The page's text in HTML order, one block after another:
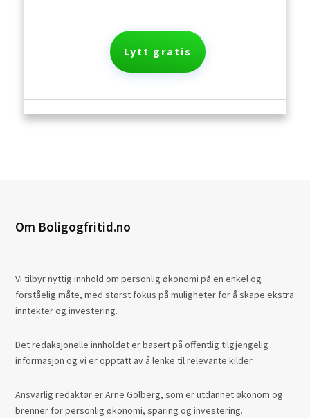
Lytt gratis
Om Boligogfritid.no
Vi tilbyr nyttig innhold om personlig økonomi på en enkel og
forståelig måte, med størst fokus på muligheter for å skape ekstra
inntekter og investering.
Det redaksjonelle innholdet er basert på offentlig tilgjengelig
informasjon og vi er opptatt av å lenke til relevante kilder.
Ansvarlig redaktør er Arne Golberg, som er utdannet økonom og
brenner for personlig økonomi, sparing og investering.